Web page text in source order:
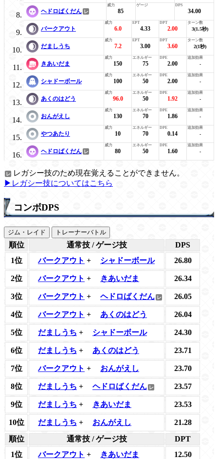
ヘドロばくだん 85 34.00
バークアウト 6.0 4.33 2.00 3(1.5秒)
だましうち 7.2 3.00 3.60 2(1秒)
きあいだま 150 75 2.00 -
シャドーボール 100 50 2.00 -
あくのはどう 96.0 50 1.92 -
おんがえし 130 70 1.86 -
やつあたり 10 70 0.14 -
ヘドロばくだん 80 50 1.60 -
レガシー技のため現在覚えることができません。
▶レガシー技についてはこちら
コンボDPS
ジム・レイド トレーナーバトル
順位 通常技 / ゲージ技
DPS
1位
バークアウト + シャドーボール 26.80
2位 バークアウト + きあいだま 26.34
3位 バークアウト + ヘドロばくだん 26.05
4位 バークアウト + あくのはどう 26.04
5位 だましうち + シャドーボール 24.30
6位 だましうち + あくのはどう 23.71
7位 バークアウト + おんがえし 23.70
8位 だましうち + ヘドロばくだん 23.57
9位 だましうち + きあいだま 23.53
10位 だましうち + おんがえし
21.28
順位
通常技 / ゲージ技
DPT
1位
バークアウト + きあいだま 12.50